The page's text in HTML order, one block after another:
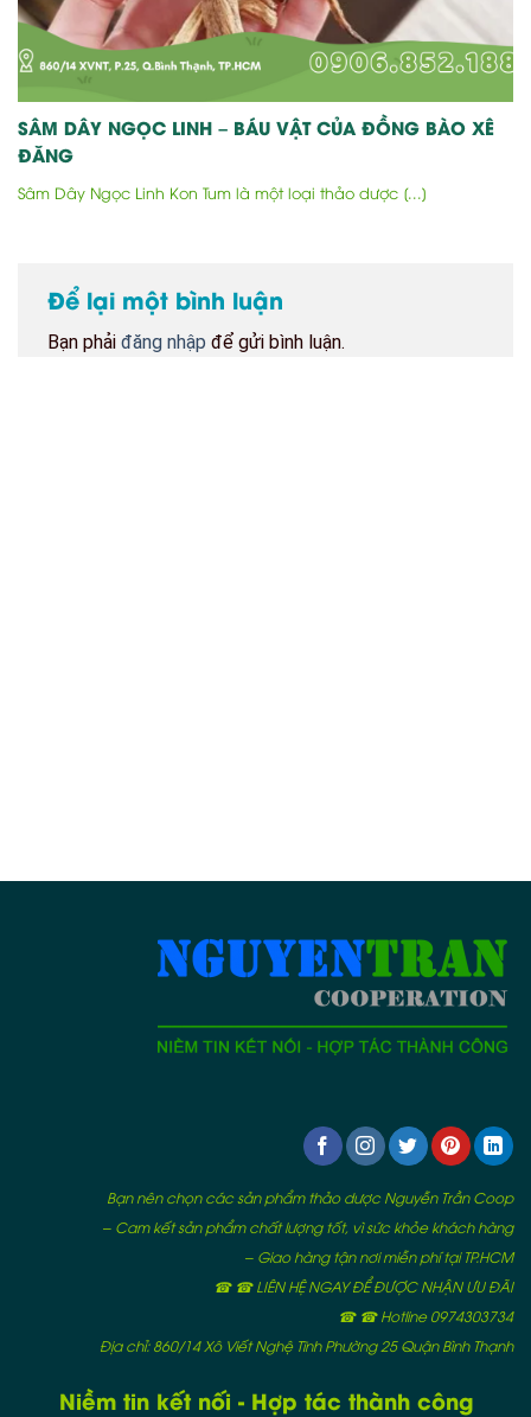
SÂM DÂY NGỌC LINH – BÁU VẬT CỦA ĐỒNG BÀO XÊ
ĐĂNG
Sâm Dây Ngọc Linh Kon Tum là một loại thảo dược [...]
Để lại một bình luận
Bạn phải đăng nhập để gửi bình luận.
Bạn nên chọn các sản phẩm thảo dược Nguyễn Trần Coop
– Cam kết sản phẩm chất lượng tốt, vì sức khỏe khách hàng
– Giao hàng tận nơi miễn phí tại TP.HCM
☎ ☎ LIÊN HỆ NGAY ĐỂ ĐƯỢC NHẬN ƯU ĐÃI
☎ ☎ Hotline 0974303734
Địa chỉ: 860/14 Xô Viết Nghệ Tĩnh Phường 25 Quận Bình Thạnh
Niềm tin kết nối - Hợp tác thành công